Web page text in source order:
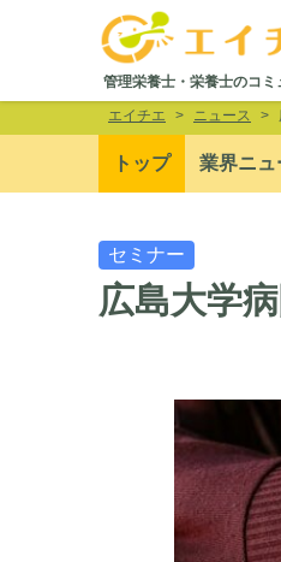
管理栄養士・栄養士のコミ
エイチエ ニュース
トップ 業界ニュ
セミナー
広島大学